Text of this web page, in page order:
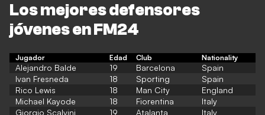
Los mejores defensores
jóvenes en FM24
Jugador Edad Club Nationality
Alejandro Balde 19 Barcelona
Spain
Ivan Fresneda
18 Sporting
Spain
Rico Lewis
18 Man City
England
Michael Kayode
18 Fiorentina
Italy
Giorgio Scalvini
19 Atalanta
Italy